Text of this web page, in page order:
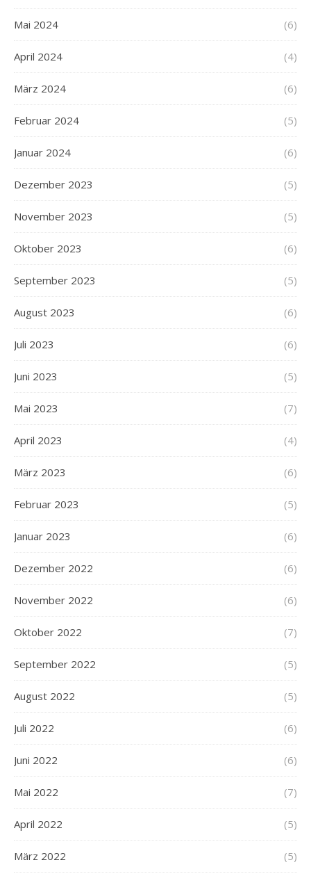
Mai 2024 (6)
April 2024 (4)
März 2024 (6)
Februar 2024 (5)
Januar 2024 (6)
Dezember 2023 (5)
November 2023 (5)
Oktober 2023 (6)
September 2023 (5)
August 2023 (6)
Juli 2023 (6)
Juni 2023 (5)
Mai 2023 (7)
April 2023 (4)
März 2023 (6)
Februar 2023 (5)
Januar 2023 (6)
Dezember 2022 (6)
November 2022 (6)
Oktober 2022 (7)
September 2022 (5)
August 2022 (5)
Juli 2022 (6)
Juni 2022 (6)
Mai 2022 (7)
April 2022 (5)
März 2022 (5)